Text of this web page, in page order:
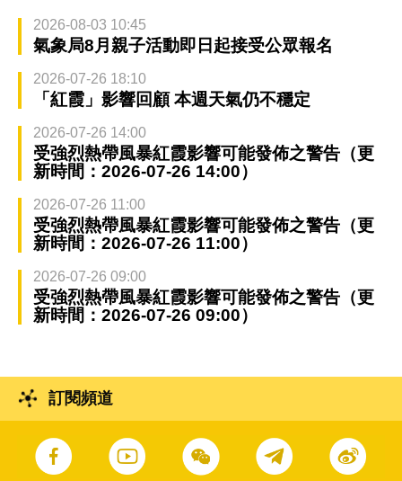
2026-08-03 10:45
氣象局8月親子活動即日起接受公眾報名
2026-07-26 18:10
「紅霞」影響回顧 本週天氣仍不穩定
2026-07-26 14:00
受強烈熱帶風暴紅霞影響可能發佈之警告（更
新時間：2026-07-26 14:00）
2026-07-26 11:00
受強烈熱帶風暴紅霞影響可能發佈之警告（更
新時間：2026-07-26 11:00）
2026-07-26 09:00
受強烈熱帶風暴紅霞影響可能發佈之警告（更
新時間：2026-07-26 09:00）
訂閱頻道